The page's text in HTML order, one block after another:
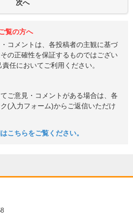
覧の方へ
コメントは、各投稿者の主観に基づ
の正確性を保証するものではござい
任においてご利用ください。
ご意見・コメントがある場合は、各
(入力フォーム)からご返信いただけ
こちらをご覧ください。